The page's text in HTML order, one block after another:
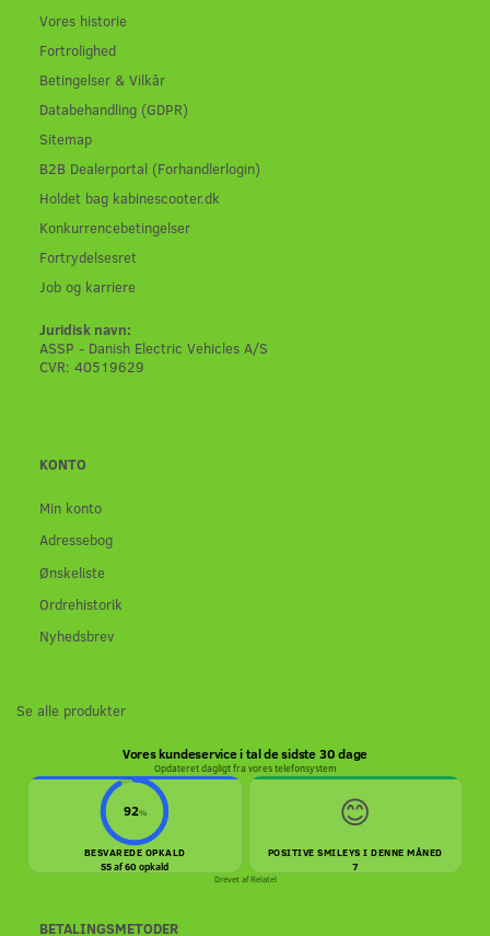
Vores historie
Fortrolighed
Betingelser & Vilkår
Databehandling (GDPR)
Sitemap
B2B Dealerportal (Forhandlerlogin)
Holdet bag kabinescooter.dk
Konkurrencebetingelser
Fortrydelsesret
Job og karriere
Juridisk navn:
ASSP - Danish Electric Vehicles A/S
CVR: 40519629
KONTO
Min konto
Adressebog
Ønskeliste
Ordrehistorik
Nyhedsbrev
Se alle produkter
Vores kundeservice i tal de sidste 30 dage
Opdateret dagligt fra vores telefonsystem
92%
BESVAREDE OPKALD
55 af 60 opkald
😊
POSITIVE SMILEYS I DENNE MÅNED
7
Drevet afRelatel
BETALINGSMETODER